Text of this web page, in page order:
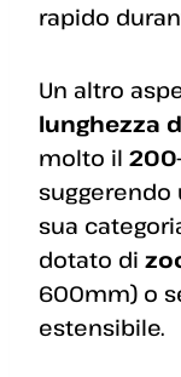
rapido
Un altro
lunghezza
molto il
suggerendo
sua
dotato di
600mm) o
estensibile.